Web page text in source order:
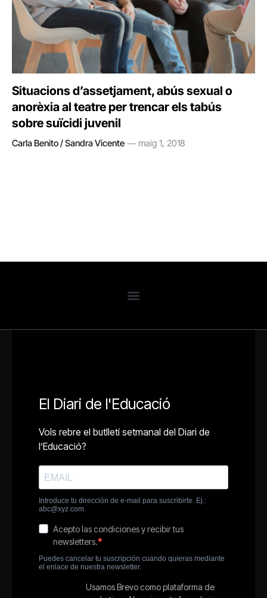
Situacions d’assetjament, abús sexual o
anorèxia al teatre per trencar els tabús
sobre suïcidi juvenil
Carla Benito / Sandra Vicente maig 1, 2018